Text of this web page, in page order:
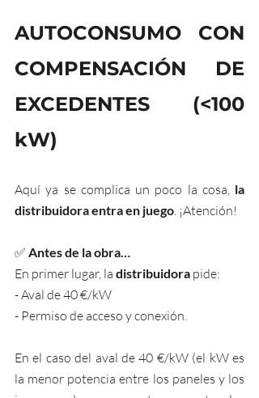
AUTOCONSUMO CON
COMPENSACIÓN DE
EXCEDENTES (<100
kW)
Aquí ya se complica un poco la cosa, la
distribuidora entra en juego. ¡Atención!
✅ Antes de la obra…
En primer lugar, la distribuidora pide:
- Aval de 40 €/kW
- Permiso de acceso y conexión.
En el caso del aval de 40 €/kW (el kW es
la menor potencia entre los paneles y los